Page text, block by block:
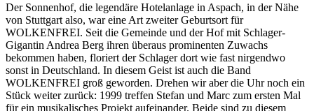
Der Sonnenhof, die legendäre Hotelanlage in Aspach, in der Nähe
von Stuttgart also, war eine Art zweiter Geburtsort für
WOLKENFREI. Seit die Gemeinde und der Hof mit Schlager-
Gigantin Andrea Berg ihren überaus prominenten Zuwachs
bekommen haben, floriert der Schlager dort wie fast nirgendwo
sonst in Deutschland. In diesem Geist ist auch die Band
WOLKENFREI groß geworden. Drehen wir aber die Uhr noch ein
Stück weiter zurück: 1999 treffen Stefan und Marc zum ersten Mal
für ein musikalisches Projekt aufeinander. Beide sind zu diesem